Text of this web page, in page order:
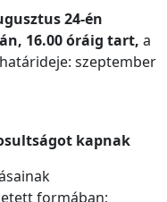
24-én
16.00 óráig tart, a
szeptember
kapnak
formában;